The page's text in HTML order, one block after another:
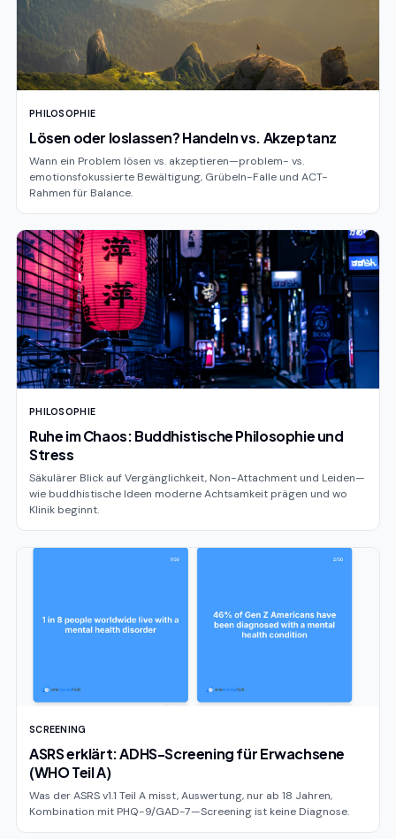
PHILOSOPHIE
Lösen oder loslassen? Handeln vs. Akzeptanz
Wann ein Problem lösen vs. akzeptieren—problem- vs.
emotionsfokussierte Bewältigung, Grübeln-Falle und ACT-
Rahmen für Balance.
PHILOSOPHIE
Ruhe im Chaos: Buddhistische Philosophie und
Stress
Säkulärer Blick auf Vergänglichkeit, Non-Attachment und Leiden—
wie buddhistische Ideen moderne Achtsamkeit prägen und wo
Klinik beginnt.
SCREENING
ASRS erklärt: ADHS-Screening für Erwachsene
(WHO Teil A)
Was der ASRS v1.1 Teil A misst, Auswertung, nur ab 18 Jahren,
Kombination mit PHQ-9/GAD-7—Screening ist keine Diagnose.